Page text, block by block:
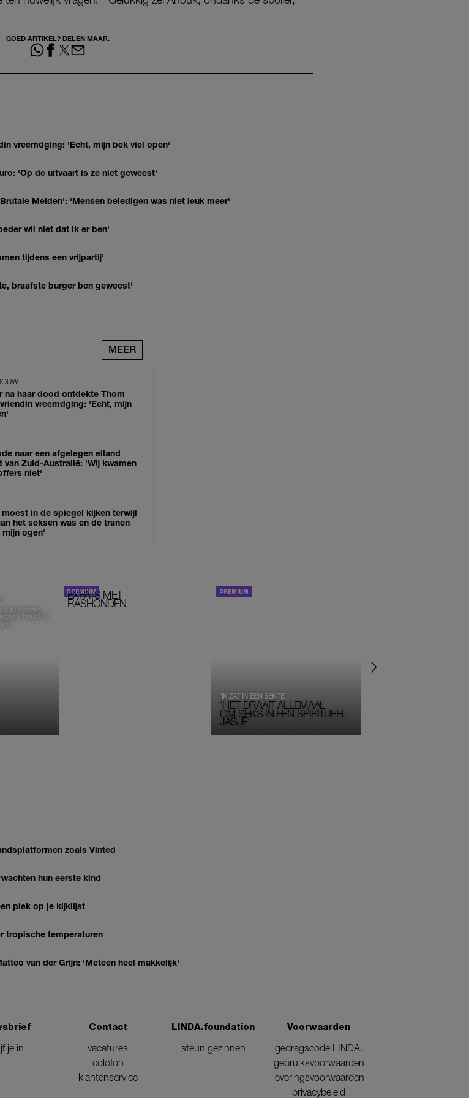
GOED ARTIKEL? DELEN MAAR.
vreemdging: 'Echt, mijn bek viel open'
'Op de uitvaart is ze niet geweest'
Meiden': 'Mensen beledigen was niet leuk meer'
wil niet dat ik er ben'
tijdens een vrijpartij'
braafste burger ben geweest'
MEER
na haar dood ontdekte Thom
vreemdging: 'Echt, mijn
naar een afgelegen eiland
van Zuid-Australië: 'Wij kwamen
niet'
moest in de spiegel kijken terwijl
het seksen was en de tranen
ogen'
favoriete
plek houd ik
EXPATS MET
RASHONDEN
‘HET DRAAIT ALLEMAAL
OM SEKS IN EEN SPIRITUEEL
JASJE’
‘IK ZAT IN EEN SEKTE’
zoals Vinted
hun eerste kind
plek op je kijklijst
tropische temperaturen
van der Grijn: 'Meteen heel makkelijk'
je in
Contact
vacatures
colofon
klantenservice
LINDA.foundation
steun gezinnen
Voorwaarden
gedragscode LINDA.
gebruiksvoorwaarden
leveringsvoorwaarden
privacybeleid